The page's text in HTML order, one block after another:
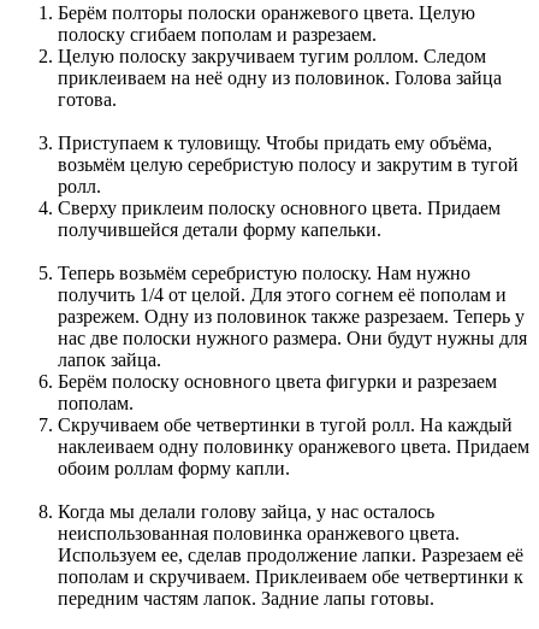
Берём полторы полоски оранжевого цвета. Целую
полоску сгибаем пополам и разрезаем.
Целую полоску закручиваем тугим роллом. Следом
приклеиваем на неё одну из половинок. Голова зайца
готова.
Приступаем к туловищу. Чтобы придать ему объёма,
возьмём целую серебристую полосу и закрутим в тугой
ролл.
Сверху приклеим полоску основного цвета. Придаем
получившейся детали форму капельки.
Теперь возьмём серебристую полоску. Нам нужно
получить 1/4 от целой. Для этого согнем её пополам и
разрежем. Одну из половинок также разрезаем. Теперь у
нас две полоски нужного размера. Они будут нужны для
лапок зайца.
Берём полоску основного цвета фигурки и разрезаем
пополам.
Скручиваем обе четвертинки в тугой ролл. На каждый
наклеиваем одну половинку оранжевого цвета. Придаем
обоим роллам форму капли.
Когда мы делали голову зайца, у нас осталось
неиспользованная половинка оранжевого цвета.
Используем ее, сделав продолжение лапки. Разрезаем её
пополам и скручиваем. Приклеиваем обе четвертинки к
передним частям лапок. Задние лапы готовы.